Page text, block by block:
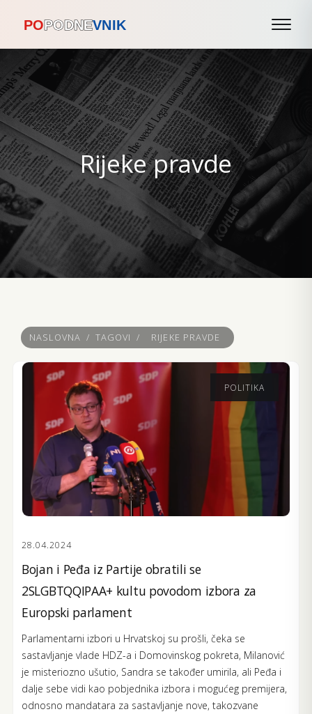
Rijeke pravde
NASLOVNA / TAGOVI / RIJEKE PRAVDE
POLITIKA
28.04.2024
Bojan i Peđa iz Partije obratili se
2SLGBTQQIPAA+ kultu povodom izbora za
Europski parlament
Parlamentarni izbori u Hrvatskoj su prošli, čeka se
sastavljanje vlade HDZ-a i Domovinskog pokreta, Milanović
je misteriozno ušutio, Sandra se također umirila, ali Peđa i
dalje sebe vidi kao pobjednika izbora i mogućeg premijera,
odnosno mandatara za sastavljanje nove, takozvane